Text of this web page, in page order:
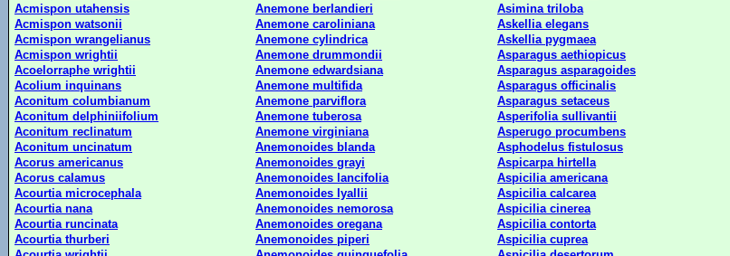
Acmispon utahensis
Anemone berlandieri
Asimina triloba
Acmispon watsonii
Anemone caroliniana
Askellia elegans
Acmispon wrangelianus
Anemone cylindrica
Askellia pygmaea
Acmispon wrightii
Anemone drummondii
Asparagus aethiopicus
Acoelorraphe wrightii
Anemone edwardsiana
Asparagus asparagoides
Acolium inquinans
Anemone multifida
Asparagus officinalis
Aconitum columbianum
Anemone parviflora
Asparagus setaceus
Aconitum delphiniifolium
Anemone tuberosa
Asperifolia sullivantii
Aconitum reclinatum
Anemone virginiana
Asperugo procumbens
Aconitum uncinatum
Anemonoides blanda
Asphodelus fistulosus
Acorus americanus
Anemonoides grayi
Aspicarpa hirtella
Acorus calamus
Anemonoides lancifolia
Aspicilia americana
Acourtia microcephala
Anemonoides lyallii
Aspicilia calcarea
Acourtia nana
Anemonoides nemorosa
Aspicilia cinerea
Acourtia runcinata
Anemonoides oregana
Aspicilia contorta
Acourtia thurberi
Anemonoides piperi
Aspicilia cuprea